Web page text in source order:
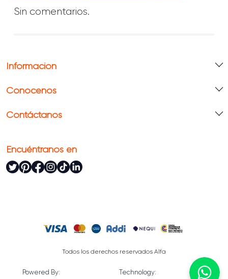
Sin comentarios.
Información
Conócenos
Contáctanos
Encuéntranos en
Todos los derechos reservados Alfa
Powered By: Technology: